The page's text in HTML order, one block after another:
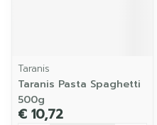
Taranis
Taranis Pasta Spaghetti
500g
€ 10,72